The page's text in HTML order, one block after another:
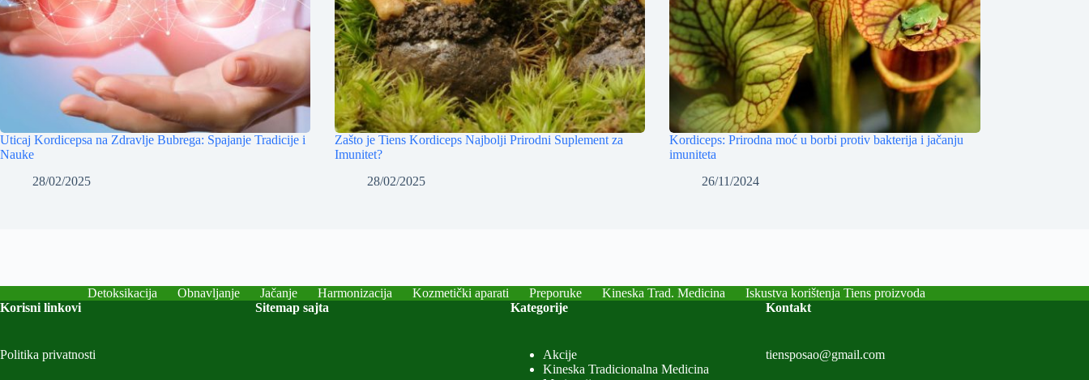
Uticaj Kordicepsa na Zdravlje Bubrega: Spajanje Tradicije i
Nauke
28/02/2025
Zašto je Tiens Kordiceps Najbolji Prirodni Suplement za
Imunitet?
28/02/2025
Kordiceps: Prirodna moć u borbi protiv bakterija i jačanju
imuniteta
26/11/2024
Detoksikacija Obnavljanje Jačanje Harmonizacija Kozmetički aparati Preporuke Kineska Trad. Medicina
Iskustva korištenja Tiens proizvoda
Korisni linkovi
Politika privatnosti
Sitemap sajta Kategorije
Akcije
Kineska Tradicionalna Medicina
Kontakt
tiensposao@gmail.com